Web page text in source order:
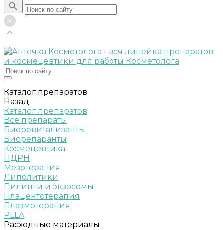
Каталог препаратов
Назад
Каталог препаратов
Все препараты
Биоревитализанты
Биорепаранты
Космецевтика
ПДРН
Мезотерапия
Липолитики
Пилинги и экзосомы
Плацентотерапия
Плазмотерапия
PLLA
Расходные материалы